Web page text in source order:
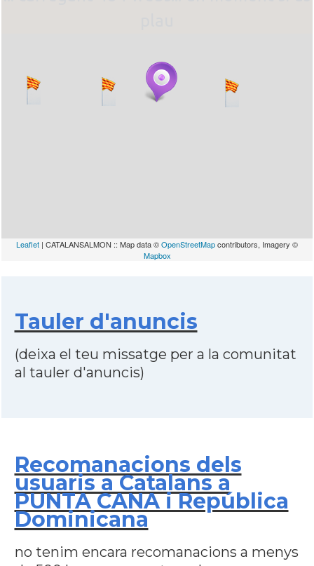
Leaflet | CATALANSALMON :: Map data ©OpenStreetMapcontributors, Imagery ©
Mapbox
Tauler d'anuncis
(deixa el teu missatge per a la comunitat
al tauler d'anuncis)
Recomanacions dels
usuaris a Catalans a
PUNTA CANA i República
Dominicana
no tenim encara recomanacions a menys